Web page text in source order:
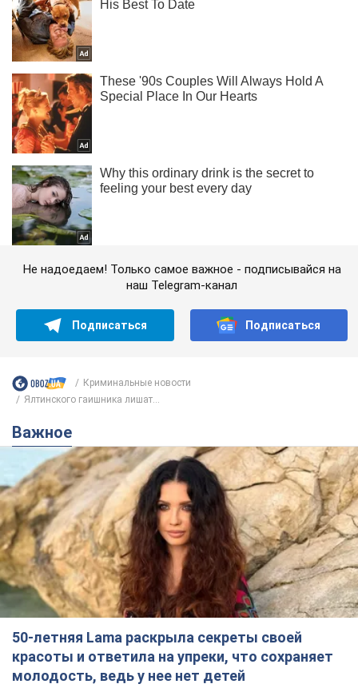
Не надоедаем! Только самое важное - подписывайся на
наш Telegram-канал
Подписаться Подписаться
Криминальные новости
Ялтинского гаишника лишат...
Важное
50-летняя Lama раскрыла секреты своей
красоты и ответила на упреки, что сохраняет
молодость, ведь у нее нет детей